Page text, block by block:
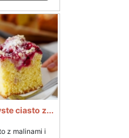
ciasto z...
z malinami i